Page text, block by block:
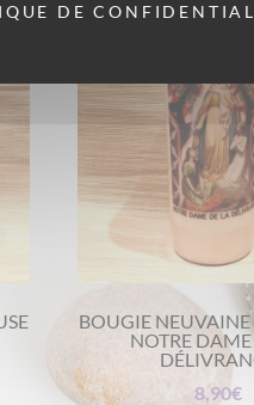
BOUGIE NEUVAINE
NOTRE DAME
8,90€
DE